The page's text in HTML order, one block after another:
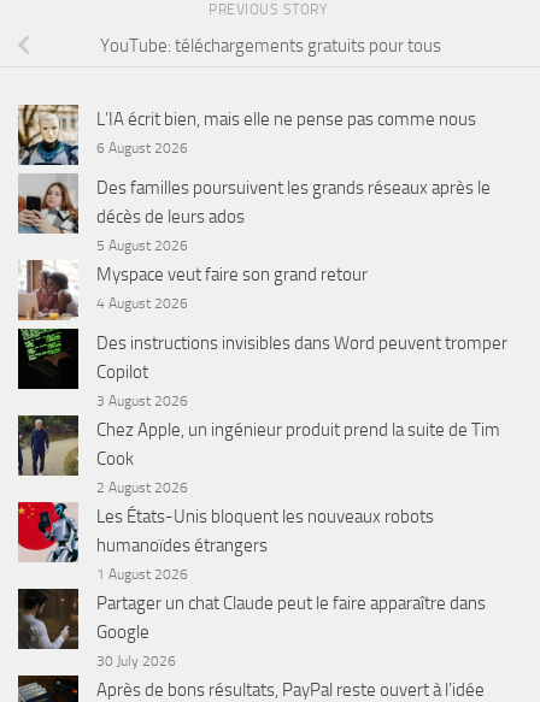
PREVIOUS STORY
YouTube: téléchargements gratuits pour tous
L’IA écrit bien, mais elle ne pense pas comme nous
6 August 2026
Des familles poursuivent les grands réseaux après le
décès de leurs ados
5 August 2026
Myspace veut faire son grand retour
4 August 2026
Des instructions invisibles dans Word peuvent tromper
Copilot
3 August 2026
Chez Apple, un ingénieur produit prend la suite de Tim
Cook
2 August 2026
Les États-Unis bloquent les nouveaux robots
humanoïdes étrangers
1 August 2026
Partager un chat Claude peut le faire apparaître dans
Google
30 July 2026
Après de bons résultats, PayPal reste ouvert à l’idée